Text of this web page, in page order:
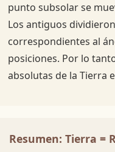
punto subsolar se
Los antiguos
correspondientes al
posiciones. Por lo
absolutas de la Tierra
Resumen: Tierra =